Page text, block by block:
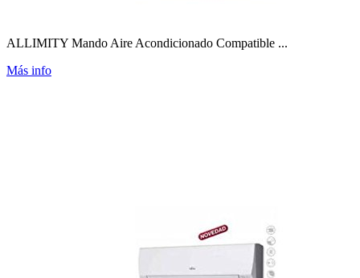
ALLIMITY Mando Aire Acondicionado Compatible ...
Más info